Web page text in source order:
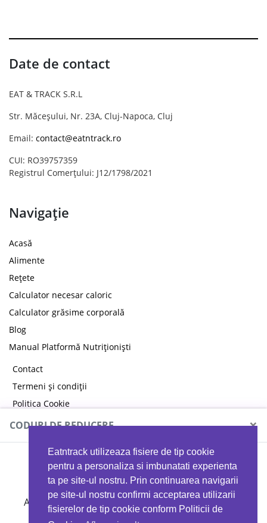
Eatntrack utilizeaza fisiere de tip cookie
pentru a personaliza si imbunatati experienta
ta pe site-ul nostru. Prin continuarea navigarii
pe site-ul nostru confirmi acceptarea utilizarii
fisierelor de tip cookie conform Politicii de
Date de contact
EAT & TRACK S.R.L
Str. Măceșului, Nr. 23A, Cluj-Napoca, Cluj
Email: contact@eatntrack.ro
CUI: RO39757359
Registrul Comerțului: J12/1798/2021
Navigație
Acasă
Alimente
Rețete
Calculator necesar caloric
Calculator grăsime corporală
Blog
Manual Platformă Nutriționiști
Contact
Termeni și condiții
Politica Cookie
Politica de confidențialitate
CODURI DE REDUCERE ×
MYPROTEIN
Ai 40%reducere la orice comandă folosind codul
EATTRACK